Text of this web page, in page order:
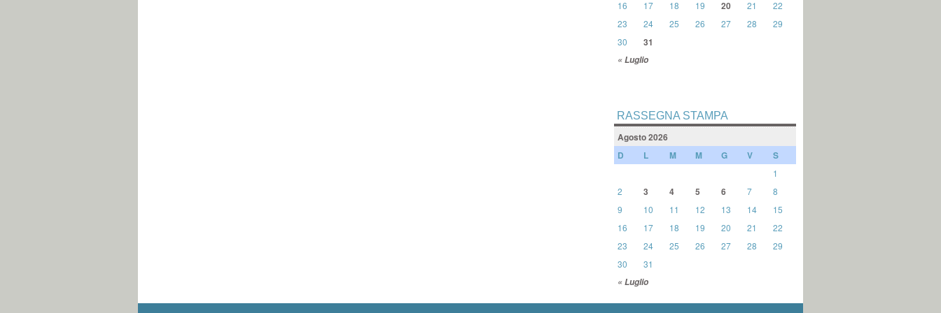
« Luglio
16
17 18 19 20 21
22
23
24 25 26 27 28
29
30
31
RASSEGNA STAMPA
Agosto 2026
D
L M M G V S
« Luglio
1
2
3 4 5 6 7
8
9
10 11 12 13 14
15
16
17 18 19 20 21
22
23
24 25 26 27 28
29
30
31